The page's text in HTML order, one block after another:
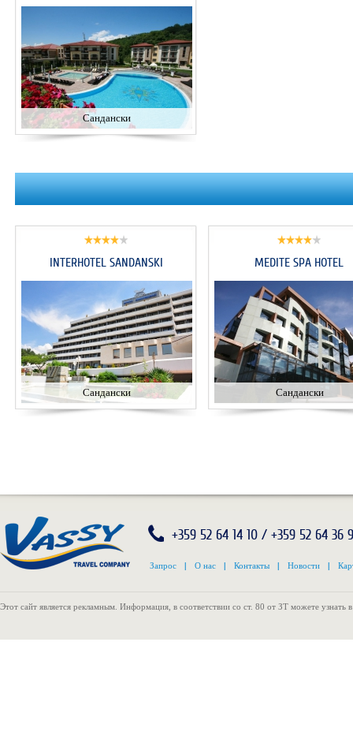
Сандански
INTERHOTEL SANDANSKI
Сандански
MEDITE SPA HOTEL
Сандански
+359 52 64 14 10 / +359 52 64 36
Запрос | О нас | Контакты | Новости |
Этот сайт является рекламным. Информация, в соответствии со ст. 80 от ЗТ можете узнать